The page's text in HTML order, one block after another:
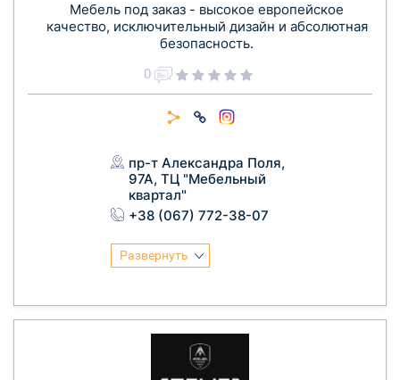
Мебель под заказ - высокое европейское
качество, исключительный дизайн и абсолютная
безопасность.
0
пр-т Александра Поля,
97А, ТЦ "Мебельный
квартал"
+38 (067) 772-38-07
Развернуть